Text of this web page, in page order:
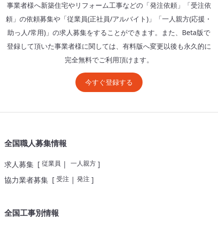
事業者様へ新築住宅やリフォーム工事などの「発注依頼」「受注依
頼」の依頼募集や「従業員(正社員/アルバイト)」「一人親方(応援・
助っ人/常用)」の求人募集をすることができます。また、Beta版で
登録して頂いた事業者様に関しては、有料版へ変更以後も永久的に
完全無料でご利用頂けます。
今すぐ登録する
全国職人募集情報
求人募集[ 従業員| 一人親方]
協力業者募集[ 受注| 発注]
全国工事別情報